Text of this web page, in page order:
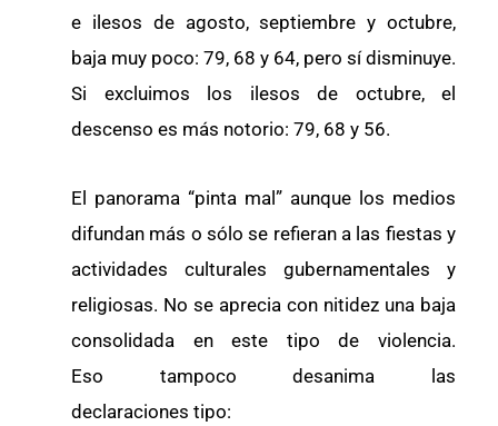
e ilesos de agosto, septiembre y octubre,
baja muy poco: 79, 68 y 64, pero sí disminuye.
Si excluimos los ilesos de octubre, el
descenso es más notorio: 79, 68 y 56.
El panorama “pinta mal” aunque los medios
difundan más o sólo se refieran a las fiestas y
actividades culturales gubernamentales y
religiosas. No se aprecia con nitidez una baja
consolidada en este tipo de violencia.
Eso tampoco desanima las
declaraciones tipo: